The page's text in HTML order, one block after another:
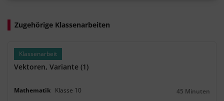
Zugehörige Klassenarbeiten
Klassenarbeit
Vektoren, Variante (1)
Mathematik Klasse 10
Dauer:
45 Minuten